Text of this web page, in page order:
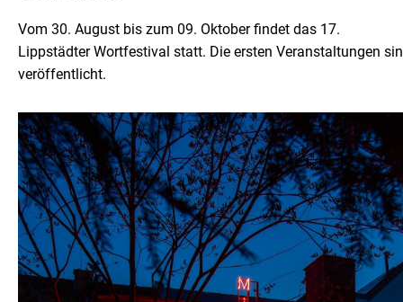
Vom 30. August bis zum 09. Oktober findet das 17.
Lippstädter Wortfestival statt. Die ersten Veranstaltungen
veröffentlicht.